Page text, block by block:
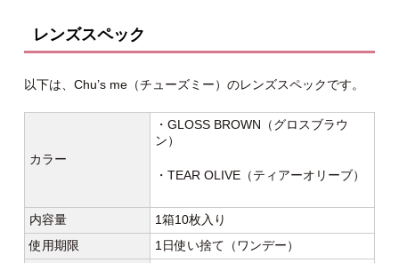
レンズスペック
以下は、Chu’s me（チューズミー）のレンズスペックです。
カラー
・GLOSS BROWN（グロスブラウ
ン）
・TEAR OLIVE（ティアーオリーブ）
内容量
1箱10枚入り
使用期限
1日使い捨て（ワンデー）